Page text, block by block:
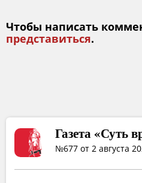
Чтобы написать
представиться.
Газета «Суть
№677 от 2 августа